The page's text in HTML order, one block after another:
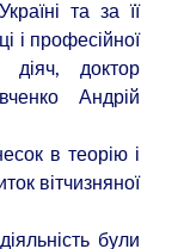
та за її
і професійної
діяч, доктор
Андрій
в теорію і
вітчизняної
були